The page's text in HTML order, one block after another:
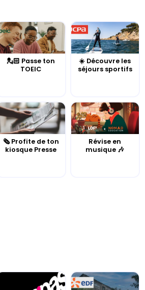
💂🏻 Passe ton
TOEIC
☀️ Découvre les
séjours sportifs
🗞️ Profite de ton
kiosque Presse
Révise en
musique 🎶